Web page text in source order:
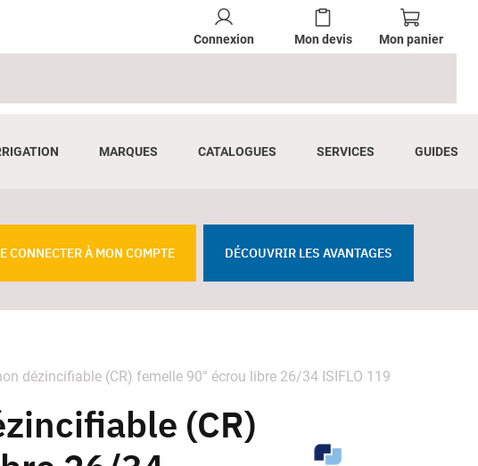
Connexion Mon devis Mon panier
MARQUES CATALOGUES SERVICES GUIDES
CONNECTER À MON COMPTE DÉCOUVRIR LES AVANTAGES
dézincifiable (CR) femelle 90° écrou libre 26/34 ISIFLO 119
(CR)